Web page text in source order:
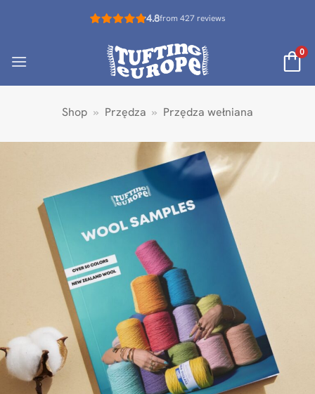
4.8from 427 reviews
0
Shop » Przędza » Przędza wełniana